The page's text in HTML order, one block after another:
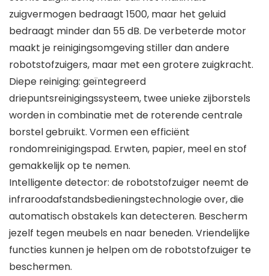
zuigvermogen bedraagt 1500, maar het geluid
bedraagt minder dan 55 dB. De verbeterde motor
maakt je reinigingsomgeving stiller dan andere
robotstofzuigers, maar met een grotere zuigkracht.
Diepe reiniging: geïntegreerd
driepuntsreinigingssysteem, twee unieke zijborstels
worden in combinatie met de roterende centrale
borstel gebruikt. Vormen een efficiënt
rondomreinigingspad. Erwten, papier, meel en stof
gemakkelijk op te nemen.
Intelligente detector: de robotstofzuiger neemt de
infraroodafstandsbedieningstechnologie over, die
automatisch obstakels kan detecteren. Bescherm
jezelf tegen meubels en naar beneden. Vriendelijke
functies kunnen je helpen om de robotstofzuiger te
beschermen.